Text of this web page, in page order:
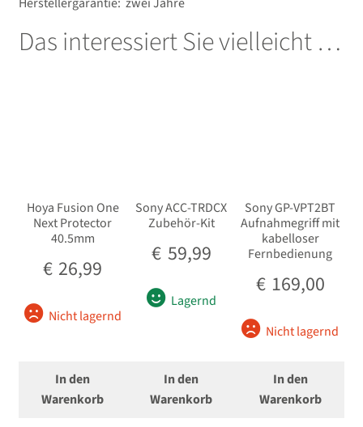
Das interessiert Sie vielleicht …
Hoya Fusion One
Next Protector
40.5mm
€ 26,99
Nicht lagernd
In den
Warenkorb
Sony ACC-TRDCX
Zubehör-Kit
€ 59,99
Lagernd
In den
Warenkorb
Sony GP-VPT2BT
Aufnahmegriff mit
kabelloser
Fernbedienung
€ 169,00
Nicht lagernd
In den
Warenkorb